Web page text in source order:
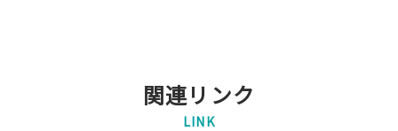
関連リンク
LINK